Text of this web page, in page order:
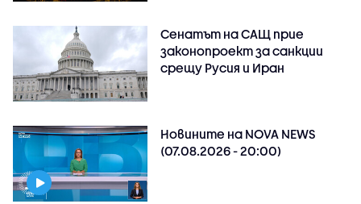
Сенатът на САЩ прие
законопроект за санкции
срещу Русия и Иран
Новините на NOVA NEWS
(07.08.2026 - 20:00)